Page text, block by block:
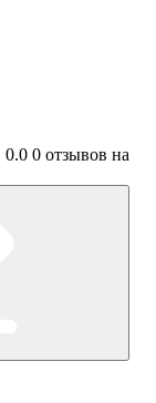
0.0 0 отзывов на